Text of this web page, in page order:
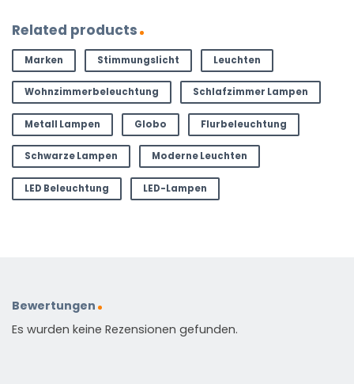
Related products
Marken Stimmungslicht Leuchten
Wohnzimmerbeleuchtung Schlafzimmer Lampen
Metall Lampen Globo Flurbeleuchtung
Schwarze Lampen Moderne Leuchten
LED Beleuchtung LED-Lampen
Bewertungen
Es wurden keine Rezensionen gefunden.